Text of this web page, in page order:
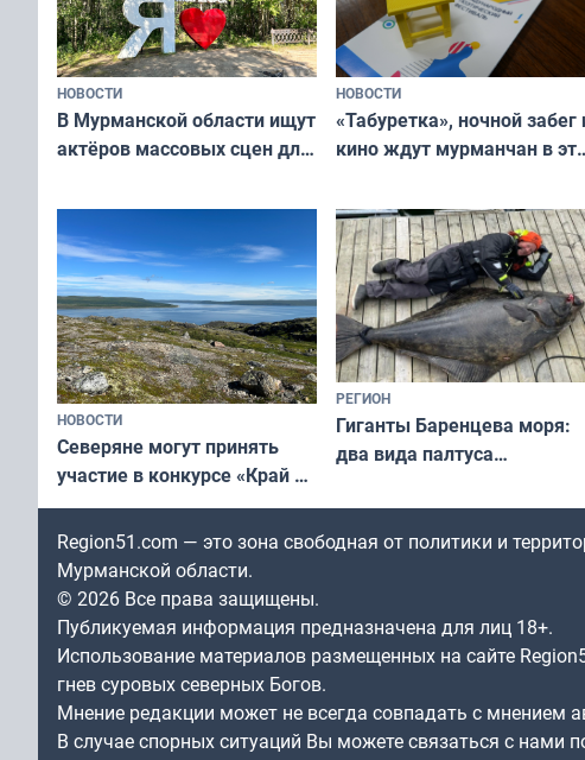
НОВОСТИ
В Мурманской области ищут
актёров массовых сцен для
короткометражном фильме
НОВОСТИ
«Табуретка», ночной забег
кино ждут мурманчан в
НОВОСТИ
Северяне могут принять
участие в конкурсе «Край у
северной границы: фотогид
по Печенгскому округу»
РЕГИОН
Гиганты Баренцева моря:
два вида палтуса
Region51.com — это зона свободная от политики и
Мурманской области.
© 2026 Все права защищены.
Публикуемая информация предназначена для лиц 18+.
Использование материалов размещенных на сайте
гнев суровых северных Богов.
Мнение редакции может не всегда совпадать с мнением
В случае спорных ситуаций Вы можете связаться с нами